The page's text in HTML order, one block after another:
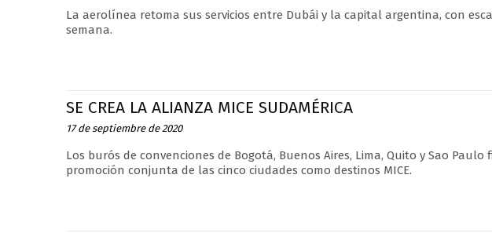
La aerolínea retoma sus servicios entre Dubái y la capital argentina, con
semana.
SE CREA LA ALIANZA MICE SUDAMÉRICA
17 de septiembre de 2020
Los burós de convenciones de Bogotá, Buenos Aires, Lima, Quito y Sao
promoción conjunta de las cinco ciudades como destinos MICE.